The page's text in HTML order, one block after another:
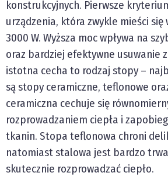
konstrukcyjnych. Pierwsze
urządzenia, która zwykle mieści się
3000 W. Wyższa moc wpływa na
oraz bardziej efektywne usuwanie
istotna cecha to rodzaj stopy –
są stopy ceramiczne, teflonowe
ceramiczna cechuje się
rozprowadzaniem ciepła i
tkanin. Stopa teflonowa chroni
natomiast stalowa jest bardzo
skutecznie rozprowadzać ciepło.